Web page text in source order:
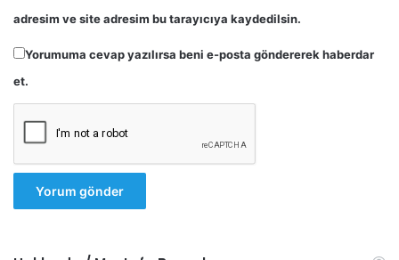
adresim ve site adresim bu tarayıcıya kaydedilsin.
Yorumuma cevap yazılırsa beni e-posta göndererek haberdar
et.